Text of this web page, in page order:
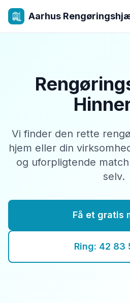
Aarhus
Vi finder den rette
hjem eller din
og uforpligtende
selv.
Få et gratis
Ring: 42 83